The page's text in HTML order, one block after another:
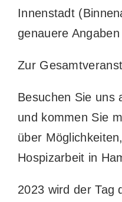
Innenstadt
genauere
Zur
Besuchen Sie uns
und kommen Sie
über
Hospizarbeit in
2023 wird der Tag